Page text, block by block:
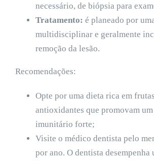
necessário, de biópsia para
Tratamento: é planeado por
multidisciplinar e geralmente
remoção da lesão.
Recomendações:
Opte por uma dieta rica em
antioxidantes que promovam um
imunitário forte;
Visite o médico dentista pelo
por ano. O dentista desempenha